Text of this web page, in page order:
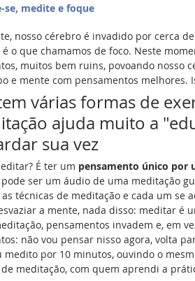
se, medite e foque
nosso cérebro é invadido por cerca
é o que chamamos de foco. Neste
muitos bem ruins, povoando nosso
e mente com pensamentos
várias formas de
ajuda muito a
sua vez
É ter um pensamento único por
pode ser um áudio de uma meditação
técnicas de meditação e cada um
a mente, nada disso: meditar é
pensamentos invadem e, em
não vou pensar nisso agora, volta
medito por 10 minutos, ouvindo o
meditação, com quem aprendi a